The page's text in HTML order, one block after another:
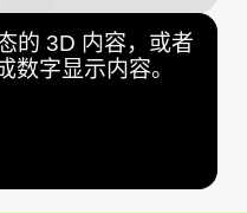
的 3D 内容，或者
数字显示内容。